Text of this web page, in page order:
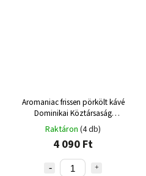
Aromaniac frissen pörkölt kávé
Dominikai Köztársaság
Barahona bab 250 g
Raktáron (4 db)
4 090 Ft